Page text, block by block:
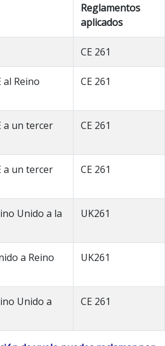
Reglamentos
aplicados
CE 261
al Reino
CE 261
a un tercer
CE 261
a un tercer
CE 261
Unido a la
UK261
a Reino
UK261
Unido a
CE 261